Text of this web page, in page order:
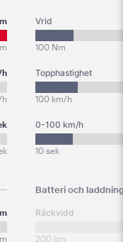
h
Vrid
100 Nm
Topphastighet
100 km/h
0-100 km/h
10 sek
Batteri och
Räckvidd
200 km